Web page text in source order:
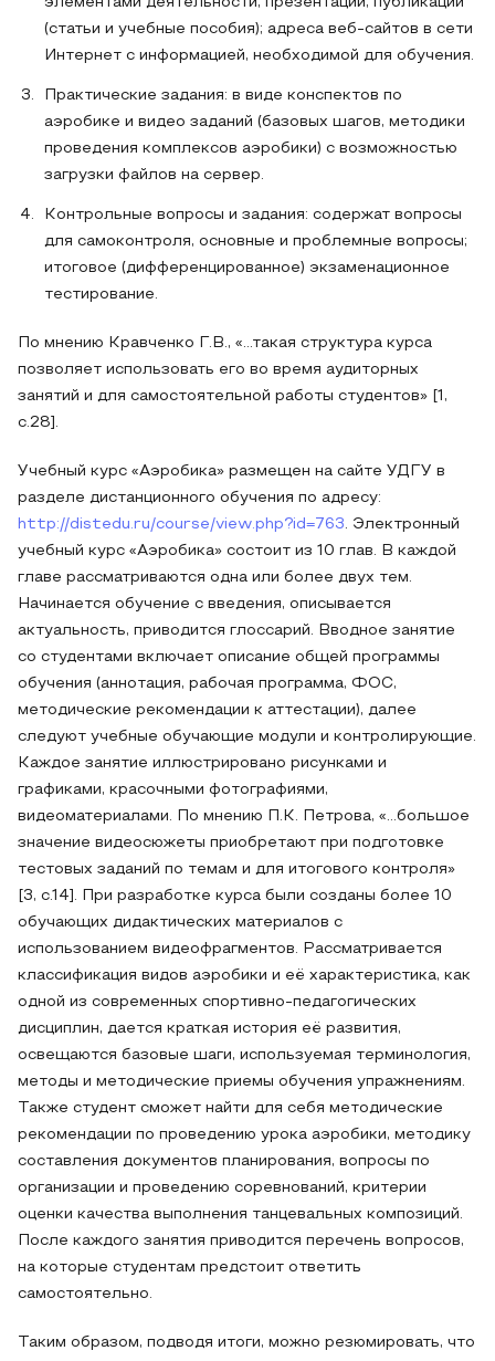
(статьи и учебные пособия); адреса веб‑сайтов в сети
Интернет с информацией, необходимой для обучения.
Практические задания: в виде конспектов по
аэробике и видео заданий (базовых шагов, методики
проведения комплексов аэробики) с возможностью
загрузки файлов на сервер.
Контрольные вопросы и задания: содержат вопросы
для самоконтроля, основные и проблемные вопросы;
итоговое (дифференцированное) экзаменационное
тестирование.
По мнению Кравченко Г.В., «…такая структура курса
позволяет использовать его во время аудиторных
занятий и для самостоятельной работы студентов» [1,
с.28].
Учебный курс «Аэробика» размещен на сайте УДГУ в
разделе дистанционного обучения по адресу:
http://distedu.ru/course/view.php?id=763. Электронный
учебный курс «Аэробика» состоит из 10 глав. В каждой
главе рассматриваются одна или более двух тем.
Начинается обучение с введения, описывается
актуальность, приводится глоссарий. Вводное занятие
со студентами включает описание общей программы
обучения (аннотация, рабочая программа, ФОС,
методические рекомендации к аттестации), далее
следуют учебные обучающие модули и контролирующие.
Каждое занятие иллюстрировано рисунками и
графиками, красочными фотографиями,
видеоматериалами. По мнению П.К. Петрова, «…большое
значение видеосюжеты приобретают при подготовке
тестовых заданий по темам и для итогового контроля»
[3, с.14]. При разработке курса были созданы более 10
обучающих дидактических материалов с
использованием видеофрагментов. Рассматривается
классификация видов аэробики и её характеристика, как
одной из современных спортивно-педагогических
дисциплин, дается краткая история её развития,
освещаются базовые шаги, используемая терминология,
методы и методические приемы обучения упражнениям.
Также студент сможет найти для себя методические
рекомендации по проведению урока аэробики, методику
составления документов планирования, вопросы по
организации и проведению соревнований, критерии
оценки качества выполнения танцевальных композиций.
После каждого занятия приводится перечень вопросов,
на которые студентам предстоит ответить
самостоятельно.
Таким образом, подводя итоги, можно резюмировать, что